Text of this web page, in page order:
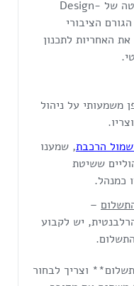
- בשנים האחרונות הוכנסה גם שיטה של Design-
הציבורי
האחריות לתכנון
משמעותי על ניהול
הרכבת, שמענו
ששיטת
כמנהל.
–
יש לקבוע
וצריך לבחור